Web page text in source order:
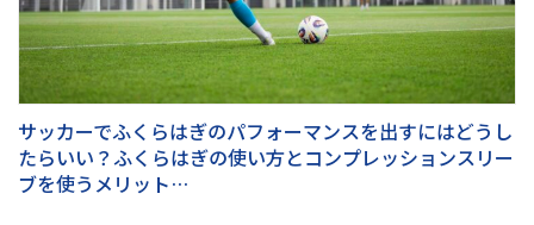
サッカーでふくらはぎのパフォーマンスを出すにはどうし
たらいい？ふくらはぎの使い方とコンプレッションスリー
ブを使うメリット…